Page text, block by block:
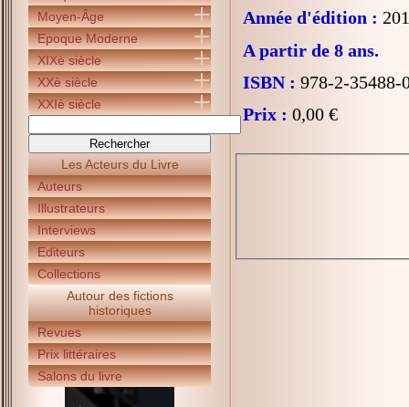
Moyen-Âge
Epoque Moderne
XIXè siècle
XXè siècle
XXIè siècle
Les Acteurs du Livre
Auteurs
Illustrateurs
Interviews
Editeurs
Collections
Autour des fictions
historiques
Revues
Prix littéraires
Salons du livre
Année d'édition :
A partir de 8 ans.
ISBN : 978-2-35488-
Prix : 0,00 €